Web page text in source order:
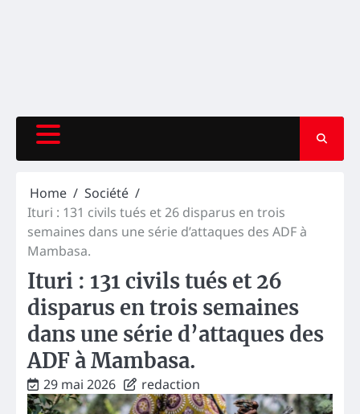
Home
Société
Ituri : 131 civils tués et 26 disparus en trois
semaines dans une série d’attaques des ADF à
Mambasa.
Ituri : 131 civils tués et 26
disparus en trois semaines
dans une série d’attaques des
ADF à Mambasa.
29 mai 2026 redaction